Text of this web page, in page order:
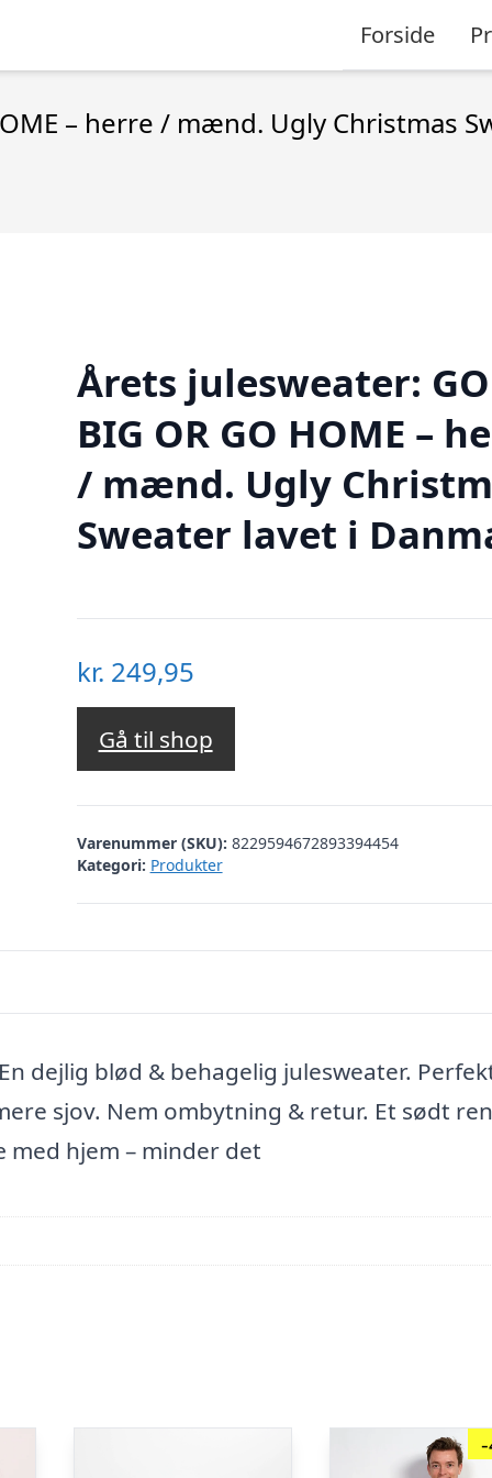
Forside
– herre / mænd. Ugly Christmas
Årets julesweater: GO
BIG OR GO HOME –
/ mænd. Ugly
Sweater lavet i
kr. 249,95
Gå til shop
Varenummer (SKU): 8229594672893394454
Kategori: Produkter
dejlig blød & behagelig julesweater.
sjov. Nem ombytning & retur. Et sødt
hjem – minder det